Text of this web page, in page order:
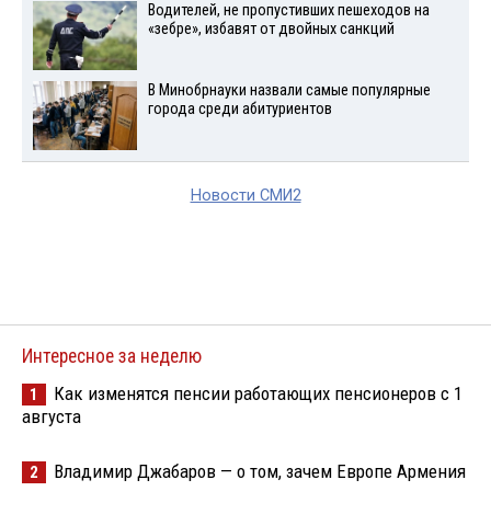
Водителей, не пропустивших пешеходов на
«зебре», избавят от двойных санкций
В Минобрнауки назвали самые популярные
города среди абитуриентов
Новости СМИ2
Интересное за неделю
1
Как изменятся пенсии работающих пенсионеров с 1
августа
2 Владимир Джабаров — о том, зачем Европе Армения